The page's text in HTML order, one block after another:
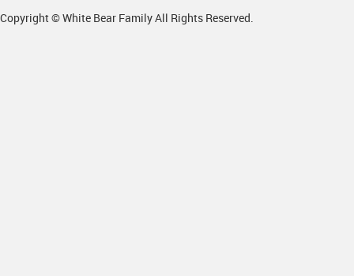
Copyright © White Bear Family All Rights Reserved.